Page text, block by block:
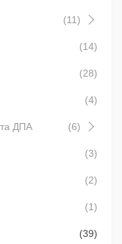
(11)
(14)
(28)
(4)
ДПА (6)
(3)
(2)
(1)
(39)